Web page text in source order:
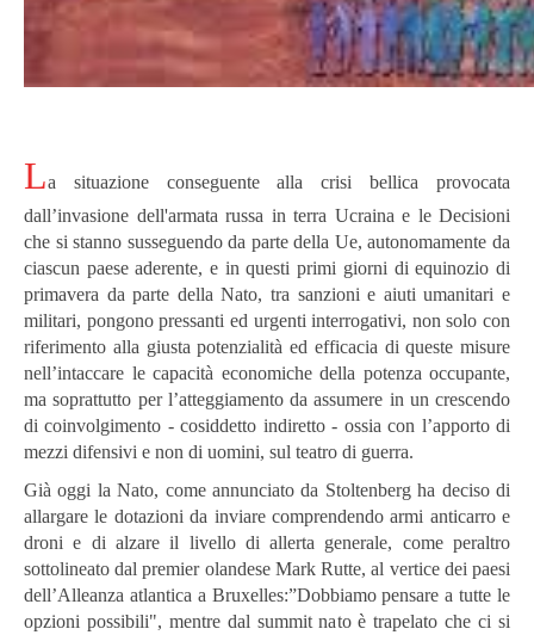
La situazione conseguente alla crisi bellica provocata
dall’invasione dell'armata russa in terra Ucraina e le Decisioni
che si stanno susseguendo da parte della Ue, autonomamente da
ciascun paese aderente, e in questi primi giorni di equinozio di
primavera da parte della Nato, tra sanzioni e aiuti umanitari e
militari, pongono pressanti ed urgenti interrogativi, non solo con
riferimento alla giusta potenzialità ed efficacia di queste misure
nell’intaccare le capacità economiche della potenza occupante,
ma soprattutto per l’atteggiamento da assumere in un crescendo
di coinvolgimento - cosiddetto indiretto - ossia con l’apporto di
mezzi difensivi e non di uomini, sul teatro di guerra.
Già oggi la Nato, come annunciato da Stoltenberg ha deciso di
allargare le dotazioni da inviare comprendendo armi anticarro e
droni e di alzare il livello di allerta generale, come peraltro
sottolineato dal premier olandese Mark Rutte, al vertice dei paesi
dell’Alleanza atlantica a Bruxelles:”Dobbiamo pensare a tutte le
opzioni possibili", mentre dal summit nato è trapelato che ci si